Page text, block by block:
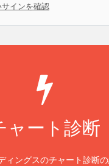
サインを確認
ャート診断
ィングスのチャート診断